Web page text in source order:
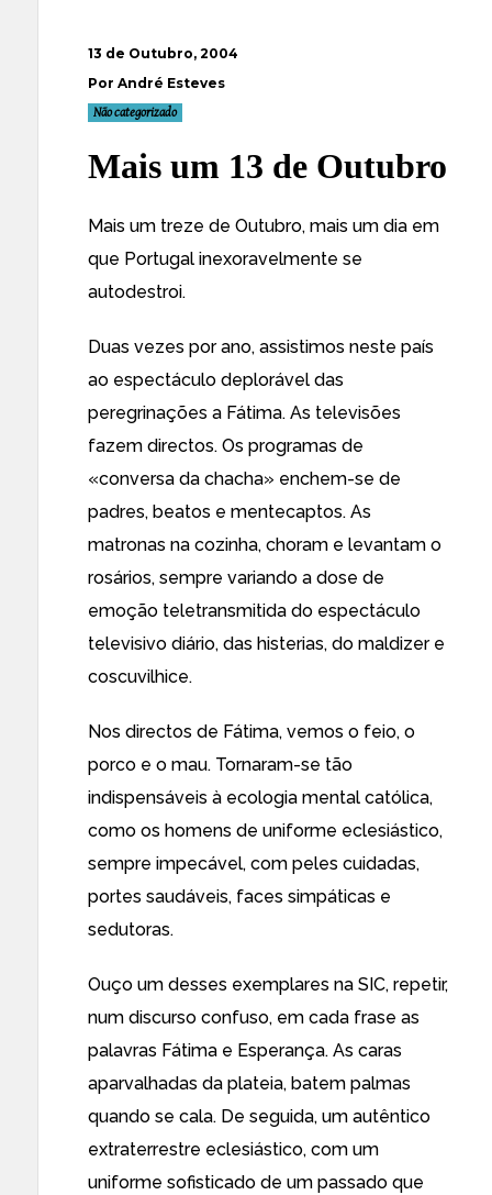
13 de Outubro, 2004
Por André Esteves
Não categorizado
Mais um 13 de Outubro
Mais um treze de Outubro, mais um dia em
que Portugal inexoravelmente se
autodestroi.
Duas vezes por ano, assistimos neste país
ao espectáculo deplorável das
peregrinações a Fátima. As televisões
fazem directos. Os programas de
«conversa da chacha» enchem-se de
padres, beatos e mentecaptos. As
matronas na cozinha, choram e levantam o
rosários, sempre variando a dose de
emoção teletransmitida do espectáculo
televisivo diário, das histerias, do maldizer e
coscuvilhice.
Nos directos de Fátima, vemos o feio, o
porco e o mau. Tornaram-se tão
indispensáveis à ecologia mental católica,
como os homens de uniforme eclesiástico,
sempre impecável, com peles cuidadas,
portes saudáveis, faces simpáticas e
sedutoras.
Ouço um desses exemplares na SIC, repetir,
num discurso confuso, em cada frase as
palavras Fátima e Esperança. As caras
aparvalhadas da plateia, batem palmas
quando se cala. De seguida, um autêntico
extraterrestre eclesiástico, com um
uniforme sofisticado de um passado que